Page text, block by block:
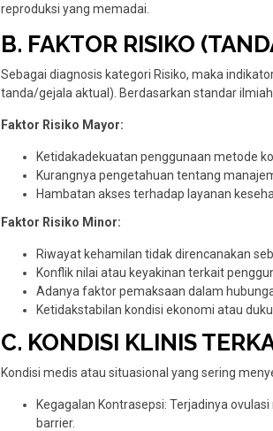
reproduksi yang memadai.
B. FAKTOR RISIKO
Sebagai diagnosis kategori Risiko, maka
tanda/gejala aktual). Berdasarkan standar
Faktor Risiko Mayor:
Ketidakadekuatan penggunaan metode
Kurangnya pengetahuan tentang
Hambatan akses terhadap layanan
Faktor Risiko Minor:
Riwayat kehamilan tidak direncanakan
Konflik nilai atau keyakinan terkait
Adanya faktor pemaksaan dalam
Ketidakstabilan kondisi ekonomi atau
C. KONDISI KLINIS
Kondisi medis atau situasional yang sering
Kegagalan Kontrasepsi: Terjadinya
barrier.